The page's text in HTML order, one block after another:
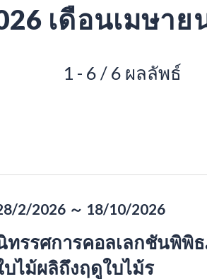
เดือนเมษาย
1 - 6 / 6 ผลลัพธ์
2/2026 ～ 18/10/2026
ทรรศการคอลเลกชันพิพิ
บไม้ผลิถึงฤดูใบไม้ร